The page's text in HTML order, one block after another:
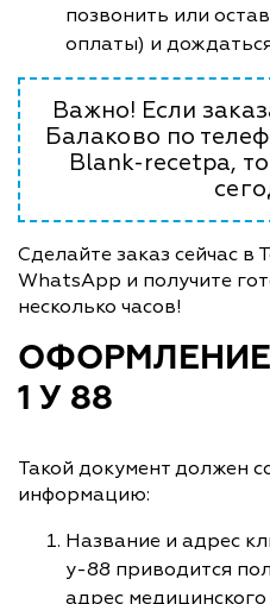
позвонить или
оплаты) и
Важно! Если
Балаково по
Blank-recetpa,
Сделайте заказ сейчас в
WhatsApp и получите
несколько часов!
ОФОРМЛЕНИЕ
1 У 88
Такой документ должен
информацию:
Название и адрес
у-88 приводится
адрес